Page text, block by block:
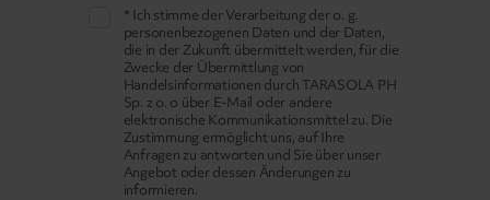
* Ich stimme der Verarbeitung der o. g.
personenbezogenen Daten und der Daten,
die in der Zukunft übermittelt werden, für die
Zwecke der Übermittlung von
Handelsinformationen durch TARASOLA PH
Sp. z o. o über E-Mail oder andere
elektronische Kommunikationsmittel zu. Die
Zustimmung ermöglicht uns, auf Ihre
Anfragen zu antworten und Sie über unser
Angebot oder dessen Änderungen zu
informieren.